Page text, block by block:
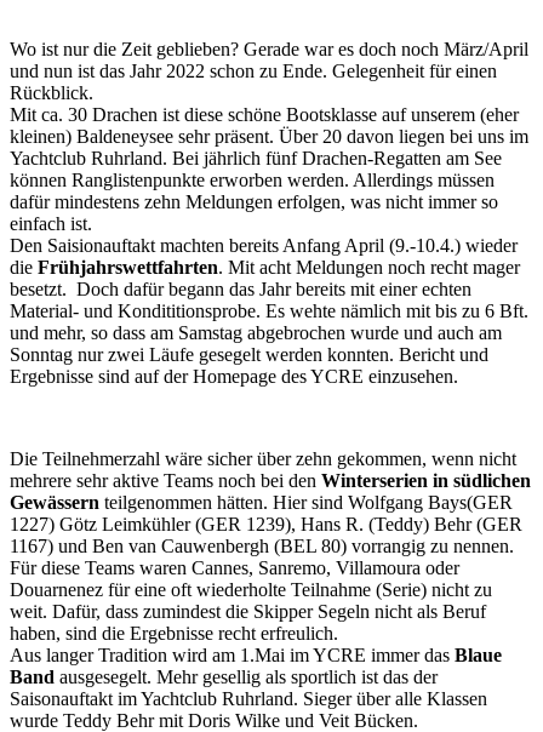
Wo ist nur die Zeit geblieben? Gerade war es doch noch März/April
und nun ist das Jahr 2022 schon zu Ende. Gelegenheit für einen
Rückblick.
Mit ca. 30 Drachen ist diese schöne Bootsklasse auf unserem (eher
kleinen) Baldeneysee sehr präsent. Über 20 davon liegen bei uns im
Yachtclub Ruhrland. Bei jährlich fünf Drachen-Regatten am See
können Ranglistenpunkte erworben werden. Allerdings müssen
dafür mindestens zehn Meldungen erfolgen, was nicht immer so
einfach ist.
Den Saisionauftakt machten bereits Anfang April (9.-10.4.) wieder
die Frühjahrswettfahrten. Mit acht Meldungen noch recht mager
besetzt. Doch dafür begann das Jahr bereits mit einer echten
Material- und Kondititionsprobe. Es wehte nämlich mit bis zu 6 Bft.
und mehr, so dass am Samstag abgebrochen wurde und auch am
Sonntag nur zwei Läufe gesegelt werden konnten. Bericht und
Ergebnisse sind auf der Homepage des YCRE einzusehen.
Die Teilnehmerzahl wäre sicher über zehn gekommen, wenn nicht
mehrere sehr aktive Teams noch bei den Winterserien in südlichen
Gewässern teilgenommen hätten. Hier sind Wolfgang Bays(GER
1227) Götz Leimkühler (GER 1239), Hans R. (Teddy) Behr (GER
1167) und Ben van Cauwenbergh (BEL 80) vorrangig zu nennen.
Für diese Teams waren Cannes, Sanremo, Villamoura oder
Douarnenez für eine oft wiederholte Teilnahme (Serie) nicht zu
weit. Dafür, dass zumindest die Skipper Segeln nicht als Beruf
haben, sind die Ergebnisse recht erfreulich.
Aus langer Tradition wird am 1.Mai im YCRE immer das Blaue
Band ausgesegelt. Mehr gesellig als sportlich ist das der
Saisonauftakt im Yachtclub Ruhrland. Sieger über alle Klassen
wurde Teddy Behr mit Doris Wilke und Veit Bücken.